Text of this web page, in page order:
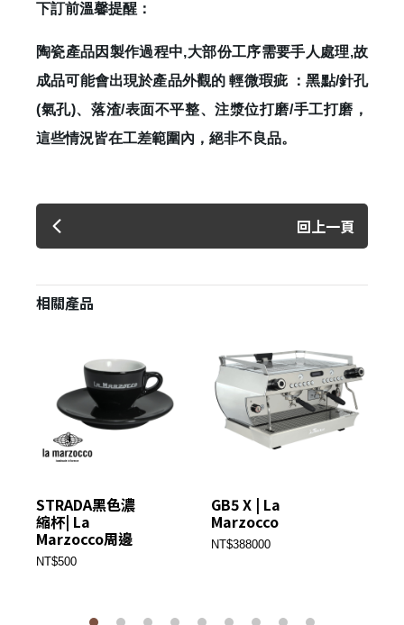
下訂前溫馨提醒：
陶瓷產品因製作過程中,大部份工序需要手人處理,故
成品可能會出現於產品外觀的 輕微瑕疵 ：黑點/針孔
(氣孔)、落渣/表面不平整、注漿位打磨/手工打磨，
這些情況皆在工差範圍內，絕非不良品。
回上一頁
相關產品
STRADA黑色濃
縮杯| La
Marzocco周邊
NT$500
GB5 X | La
Marzocco
NT$388000